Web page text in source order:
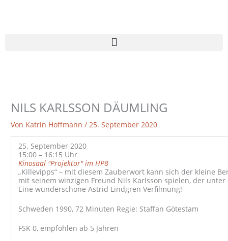
NILS KARLSSON DÄUMLING
Von Katrin Hoffmann/25. September 2020
25. September 2020
15:00 – 16:15 Uhr
Kinosaal "Projektor" im HP8
„Killevipps“ – mit diesem Zauberwort kann sich der kleine
mit seinem winzigen Freund Nils Karlsson spielen, der
Eine wunderschöne Astrid Lindgren Verfilmung!
Schweden 1990, 72 Minuten Regie: Staffan Götestam
FSK 0, empfohlen ab 5 Jahren